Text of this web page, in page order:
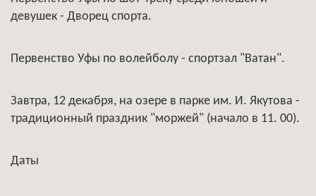
девушек - Дворец спорта.
Первенство Уфы по волейболу - спортзал "Ватан".
Завтра, 12 декабря, на озере в парке им. И. Якутова -
традиционный праздник "моржей" (начало в 11. 00).
Даты